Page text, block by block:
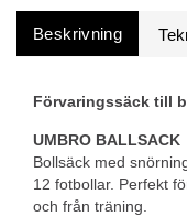
Beskrivning
Förvaringssäck till
UMBRO BALLSACK
Bollsäck med
12 fotbollar. Perfekt
och från träning.